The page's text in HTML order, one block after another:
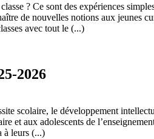
? Ce sont des expériences
de nouvelles notions aux jeunes
avec tout le (...)
2026
scolaire, le développement
et aux adolescents de
à leurs (...)